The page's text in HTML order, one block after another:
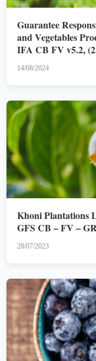
Guarantee
and Vegetables
IFA CB FV v5.2,
14/08/2024
Khoni Plantations
GFS CB – FV –
28/07/2023